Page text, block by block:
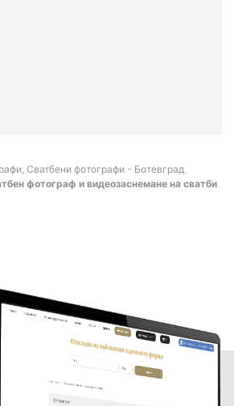
Сватбени фотографи - Ботевград
фотограф и видеозаснемане на сватби